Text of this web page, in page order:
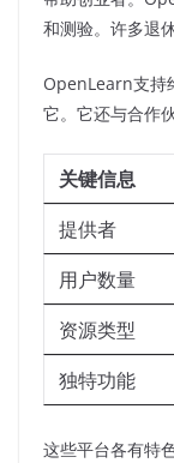
和测验。许多退
OpenLearn支持
它。它还与合作
关键信息
提供者
用户数量
资源类型
独特功能
这些平台各有特